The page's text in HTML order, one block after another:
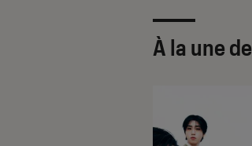
À la une de